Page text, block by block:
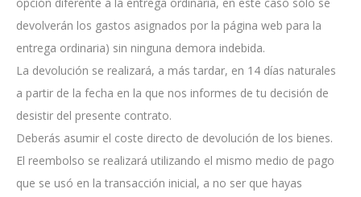
devolverán los gastos asignados por la página web para la
entrega ordinaria) sin ninguna demora indebida.
La devolución se realizará, a más tardar, en 14 días naturales
a partir de la fecha en la que nos informes de tu decisión de
desistir del presente contrato.
Deberás asumir el coste directo de devolución de los bienes.
El reembolso se realizará utilizando el mismo medio de pago
que se usó en la transacción inicial, a no ser que hayas